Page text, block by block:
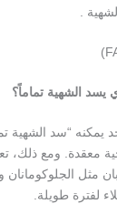
.
يسد الشهية تماماً؟
يمكنه “سد الشهية
معقدة. ومع ذلك،
مثل
لفترة طويلة.